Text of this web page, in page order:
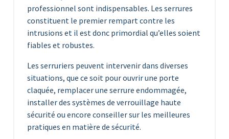
professionnel sont indispensables. Les serrures
constituent le premier rempart contre les
intrusions et il est donc primordial qu’elles soient
fiables et robustes.
Les serruriers peuvent intervenir dans diverses
situations, que ce soit pour ouvrir une porte
claquée, remplacer une serrure endommagée,
installer des systèmes de verrouillage haute
sécurité ou encore conseiller sur les meilleures
pratiques en matière de sécurité.